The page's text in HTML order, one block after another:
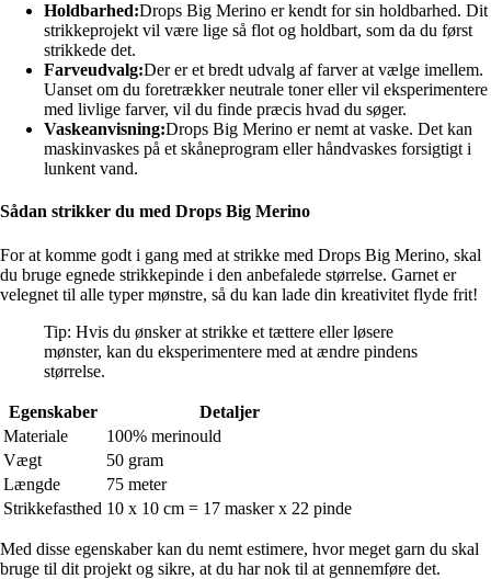
Holdbarhed:Drops Big Merino er kendt for sin holdbarhed. Dit
strikkeprojekt vil være lige så flot og holdbart, som da du først
strikkede det.
Farveudvalg:Der er et bredt udvalg af farver at vælge imellem.
Uanset om du foretrækker neutrale toner eller vil eksperimentere
med livlige farver, vil du finde præcis hvad du søger.
Vaskeanvisning:Drops Big Merino er nemt at vaske. Det kan
maskinvaskes på et skåneprogram eller håndvaskes forsigtigt i
lunkent vand.
Sådan strikker du med Drops Big Merino
For at komme godt i gang med at strikke med Drops Big Merino, skal
du bruge egnede strikkepinde i den anbefalede størrelse. Garnet er
velegnet til alle typer mønstre, så du kan lade din kreativitet flyde frit!
Tip: Hvis du ønsker at strikke et tættere eller løsere
mønster, kan du eksperimentere med at ændre pindens
størrelse.
Egenskaber
Detaljer
Materiale
100% merinould
Vægt
50 gram
Længde
75 meter
Strikkefasthed 10 x 10 cm = 17 masker x 22 pinde
Med disse egenskaber kan du nemt estimere, hvor meget garn du skal
bruge til dit projekt og sikre, at du har nok til at gennemføre det.